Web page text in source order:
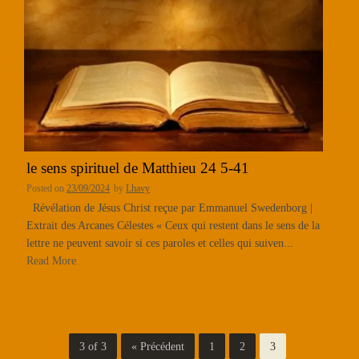
le sens spirituel de Matthieu 24 5-41
Posted on 23/09/2024 by Lhavy
Révélation de Jésus Christ reçue par Emmanuel Swedenborg |
Extrait des Arcanes Célestes « Ceux qui restent dans le sens de la
lettre ne peuvent savoir si ces paroles et celles qui suiven...
Read More
3 of 3 « Précédent 1 2 3